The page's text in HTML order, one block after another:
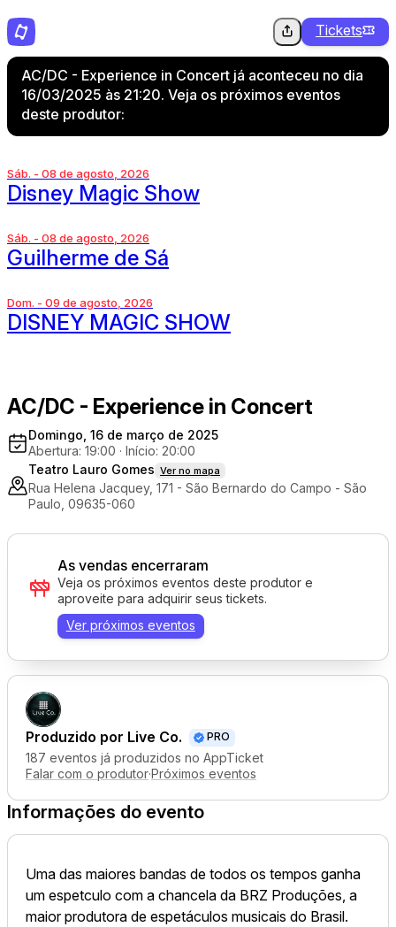
Tickets
AC/DC - Experience in Concert já aconteceu no dia
16/03/2025 às 21:20. Veja os próximos eventos
deste produtor:
Sáb. - 08 de agosto, 2026
Disney Magic Show
Sáb. - 08 de agosto, 2026
Guilherme de Sá
Dom. - 09 de agosto, 2026
DISNEY MAGIC SHOW
AC/DC - Experience in Concert
Domingo, 16 de março de 2025
Abertura: 19:00 · Início: 20:00
Teatro Lauro Gomes Ver no mapa
Rua Helena Jacquey, 171 - São Bernardo do Campo - São
Paulo, 09635-060
Produzido por Live Co. PRO
187 eventos já produzidos no AppTicket
Falar com o produtor·Próximos eventos
Informações do evento
Uma das maiores bandas de todos os tempos ganha
um espetculo com a chancela da BRZ Produções, a
maior produtora de espetáculos musicais do Brasil.
As vendas encerraram
Veja os próximos eventos deste produtor e
aproveite para adquirir seus tickets.
Ver próximos eventos